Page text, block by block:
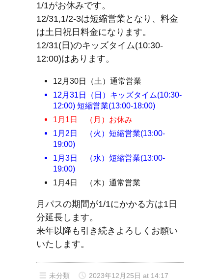
1/1がお休みです。
12/31,1/2-3は短縮営業となり、料金
は土日祝日料金になります。
12/31(日)のキッズタイム(10:30-
12:00)はあります。
12月30日（土）通常営業
12月31日（日）キッズタイム(10:30-
12:00) 短縮営業(13:00-18:00)
1月1日 （月）お休み
1月2日 （火）短縮営業(13:00-
19:00)
1月3日 （水）短縮営業(13:00-
19:00)
1月4日 （木）通常営業
月パスの期間が1/1にかかる方は1日
分延長します。
来年以降も引き続きよろしくお願い
いたします。
未分類
2023年12月25日 at 14:17